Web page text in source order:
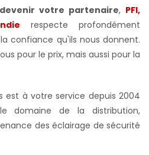
votre partenaire, PFI,
respecte profondément
confiance qu'ils nous donnent.
pour le prix, mais aussi pour la
est à votre service depuis 2004
domaine de la distribution,
des éclairage de sécurité